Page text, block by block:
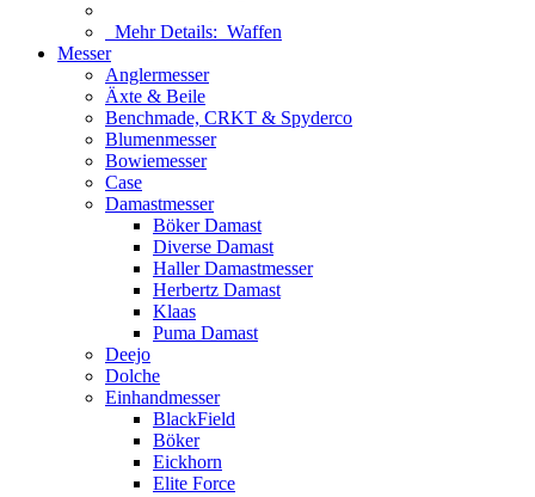
Mehr Details: Waffen
Messer
Anglermesser
Äxte & Beile
Benchmade, CRKT & Spyderco
Blumenmesser
Bowiemesser
Case
Damastmesser
Böker Damast
Diverse Damast
Haller Damastmesser
Herbertz Damast
Klaas
Puma Damast
Deejo
Dolche
Einhandmesser
BlackField
Böker
Eickhorn
Elite Force